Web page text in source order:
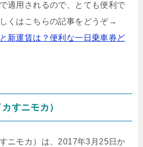
適用されるので、とても便利で
くはこちらの記事をどうぞ→
新運賃は？便利な一日乗車券ど
すニモカ）
ニモカ）は、2017年3月25日か